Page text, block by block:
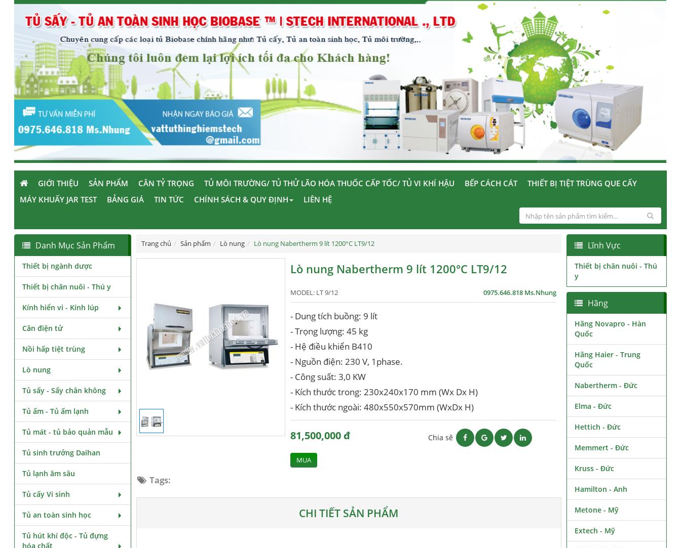
GIỚI THIỆU SẢN PHẨM CÂN TỶ TRỌNG TỦ MÔI TRƯỜNG/ TỦ THỬ LÃO HÓA THUỐC CẤP TỐC/ TỦ VI KHÍ HẬU BẾP CÁCH CÁT
THIẾT BỊ TIỆT TRÙNG QUE CẤY
MÁY KHUẤY JAR TEST
BẢNG GIÁ TIN TỨC CHÍNH SÁCH & QUY ĐỊNH LIÊN HỆ
Trang chủ Sản phẩm Lò nung Lò nung Nabertherm 9 lít 1200°C LT9/12
Lò nung Nabertherm 9 lít 1200°C LT9/12
MODEL: LT 9/12 0975.646.818 Ms.Nhung
- Dung tích buồng: 9 lít
- Trọng lượng: 45 kg
- Hệ điều khiển B410
- Nguồn điện: 230 V, 1phase.
- Công suất: 3,0 KW
- Kích thước trong: 230x240x170 mm (Wx Dx H)
- Kích thước ngoài: 480x550x570mm (WxDx H)
81,500,000 đ
MUA
Chia sẽ
Tags:
CHI TIẾT SẢN PHẨM
Danh Mục Sản Phẩm
Thiết bị ngành dược
Thiết bị chăn nuôi - Thú y
Kính hiển vi - Kính lúp
Cân điện tử
Nồi hấp tiệt trùng
Lò nung
Tủ sấy - Sấy chân không
Tủ ấm - Tủ ấm lạnh
Tủ mát - tủ bảo quản mẫu
Tủ sinh trưởng Daihan
Tủ lạnh âm sâu
Tủ cấy Vi sinh
Tủ an toàn sinh học
Tủ hút khí độc - Tủ đựng
hóa chất
Lĩnh Vực
Thiết bị chăn nuôi - Thú
y
Hãng
Hãng Novapro - Hàn
Quốc
Hãng Haier - Trung
Quốc
Nabertherm - Đức
Elma - Đức
Hettich - Đức
Memmert - Đức
Kruss - Đức
Hamilton - Anh
Metone - Mỹ
Extech - Mỹ